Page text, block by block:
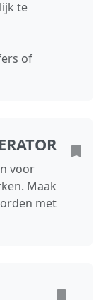
te
of
voor
Maak
met